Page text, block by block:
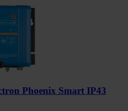
Phoenix Smart IP43